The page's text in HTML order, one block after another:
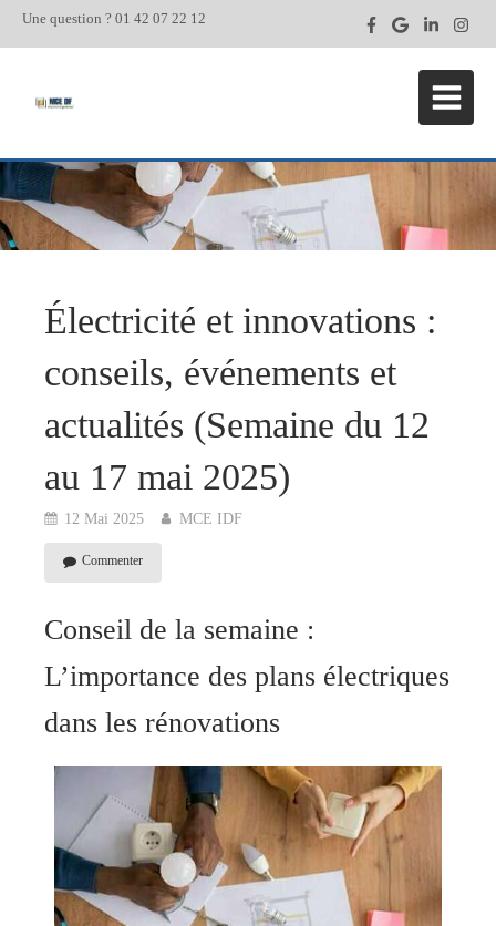
Une question ? 01 42 07 22 12
Électricité et innovations :
conseils, événements et
actualités (Semaine du 12
au 17 mai 2025)
12 Mai 2025 MCE IDF
Commenter
Conseil de la semaine :
L’importance des plans électriques
dans les rénovations